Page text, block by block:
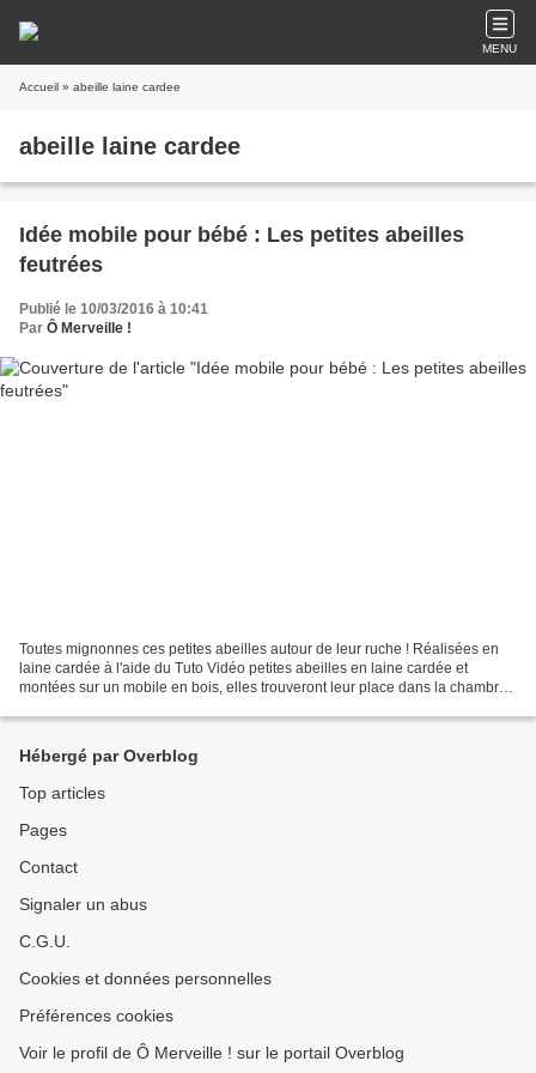
MENU
Accueil » abeille laine cardee
abeille laine cardee
Idée mobile pour bébé : Les petites abeilles
feutrées
Publié le 10/03/2016 à 10:41
Par Ô Merveille !
Toutes mignonnes ces petites abeilles autour de leur ruche ! Réalisées en
laine cardée à l'aide du Tuto Vidéo petites abeilles en laine cardée et
montées sur un mobile en bois, elles trouveront leur place dans la chambre
Hébergé par Overblog
Top articles
Pages
Contact
Signaler un abus
C.G.U.
Cookies et données personnelles
Préférences cookies
Voir le profil de Ô Merveille ! sur le portail Overblog